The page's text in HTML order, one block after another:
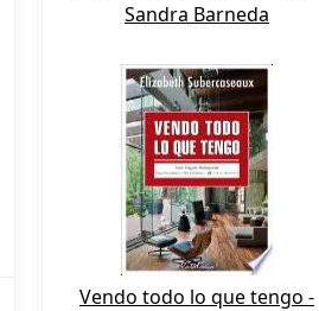
Sandra Barneda
Vendo todo lo que tengo -